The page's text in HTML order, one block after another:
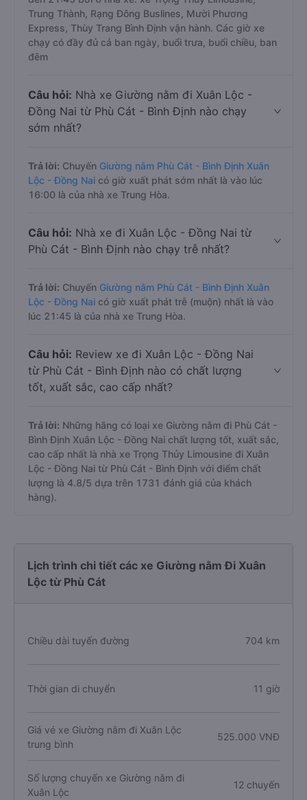
Trả lời: Tuyến đườngxe Giường nằm Phù Cát - Bình
Định Xuân Lộc - Đồng Nai trung bình mỗi ngày có
khoảng 12 chuyến trênVexere.combắt đầu từ 16:00
đến 21:45 bởi 6 nhà xe: xe Trọng Thủy Limousine,
Trung Thành, Rạng Đông Buslines, Mười Phương
chạy có đầy đủ cả ban ngày, buổi trưa, buổi chiều, ban
đêm
Đồng Nai từ Phù Cát - Bình Định nào chạy
sớm nhất?
Lộc - Đồng Nai có giờ xuất phát sớm nhất là vào lúc
16:00 là của nhà xe Trung Hòa.
Câu hỏi:Nhà xe đi Xuân Lộc - Đồng Nai từ
Phù Cát - Bình Định nào chạy trễ nhất?
Lộc - Đồng Naicó giờ xuất phát trễ (muộn) nhất là vào
lúc 21:45 là của nhà xe Trung Hòa.
từ Phù Cát - Bình Định nào có chất lượng
tốt, xuất sắc, cao cấp nhất?
Trả lời:Những hãng có loại xe Giường nằm đi Phù Cát -
Bình Định Xuân Lộc - Đồng Nai chất lượng tốt, xuất sắc,
cao cấp nhất là nhà xe Trọng Thủy Limousine đi Xuân
Chiều dài tuyến đường 704 km
Thời gian di chuyển 11 giờ
Giá vé xe Giường nằm đi Xuân Lộc
trung bình
525.000 VNĐ